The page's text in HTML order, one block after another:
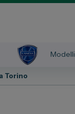
Modelli
Torino